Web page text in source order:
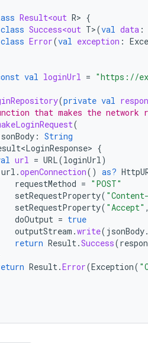
Result<out R> {
class Success<out T>(val data :
class Error(val exception :
val loginUrl = "https://
(private val
that makes the network
(
: String
{
url = URL(loginUrl)
url .openConnection() as?
requestMethod = "POST"
setRequestProperty(
setRequestProperty( "Accept" ,
doOutput = true
outputStream .write( jsonBody.
return Result.Success(
Result.Error(Exception(